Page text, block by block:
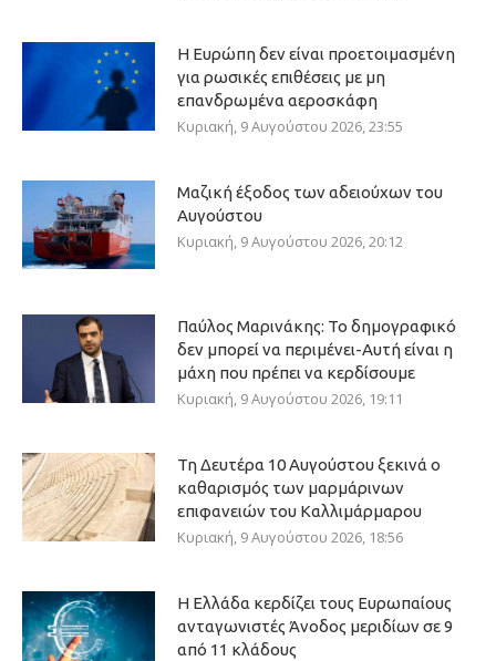
Η Ευρώπη δεν είναι προετοιμασμένη
για ρωσικές επιθέσεις με μη
επανδρωμένα αεροσκάφη
Κυριακή, 9 Αυγούστου 2026, 23:55
Μαζική έξοδος των αδειούχων του
Αυγούστου
Κυριακή, 9 Αυγούστου 2026, 20:12
Παύλος Μαρινάκης: Το δημογραφικό
δεν μπορεί να περιμένει-Αυτή είναι η
μάχη που πρέπει να κερδίσουμε
Κυριακή, 9 Αυγούστου 2026, 19:11
Τη Δευτέρα 10 Αυγούστου ξεκινά ο
καθαρισμός των μαρμάρινων
επιφανειών του Καλλιμάρμαρου
Κυριακή, 9 Αυγούστου 2026, 18:56
Η Ελλάδα κερδίζει τους Ευρωπαίους
ανταγωνιστές Άνοδος μεριδίων σε 9
από 11 κλάδους